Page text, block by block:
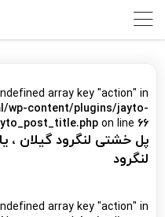
array key "action" in
wp-content/plugins/jayto-
on line 66
پل خشتی لنگرود گیلان ،
لنگرود
array key "action" in